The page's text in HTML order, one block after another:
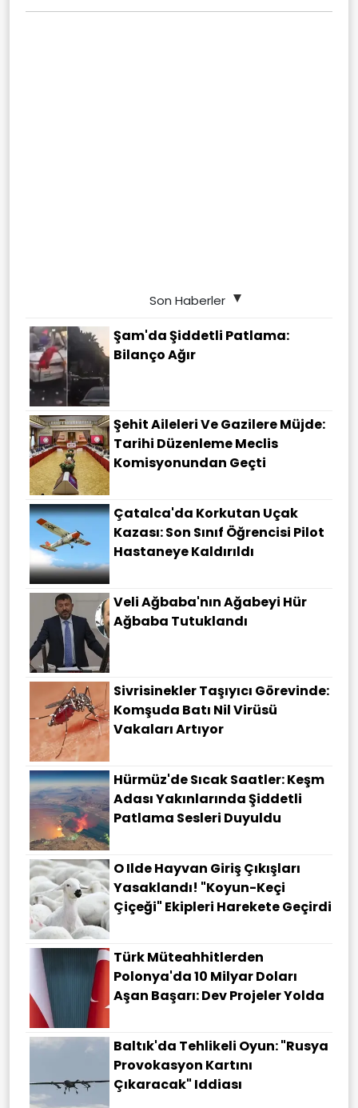
Son Haberler
Şam'da Şiddetli Patlama:
Bilanço Ağır
Şehit Aileleri Ve Gazilere Müjde:
Tarihi Düzenleme Meclis
Komisyonundan Geçti
Çatalca'da Korkutan Uçak
Kazası: Son Sınıf Öğrencisi Pilot
Hastaneye Kaldırıldı
Veli Ağbaba'nın Ağabeyi Hür
Ağbaba Tutuklandı
Sivrisinekler Taşıyıcı Görevinde:
Komşuda Batı Nil Virüsü
Vakaları Artıyor
Hürmüz'de Sıcak Saatler: Keşm
Adası Yakınlarında Şiddetli
Patlama Sesleri Duyuldu
O Ilde Hayvan Giriş Çıkışları
Yasaklandı! "Koyun-Keçi
Çiçeği" Ekipleri Harekete Geçirdi
Türk Müteahhitlerden
Polonya'da 10 Milyar Doları
Aşan Başarı: Dev Projeler Yolda
Baltık'da Tehlikeli Oyun: "Rusya
Provokasyon Kartını
Çıkaracak" Iddiası